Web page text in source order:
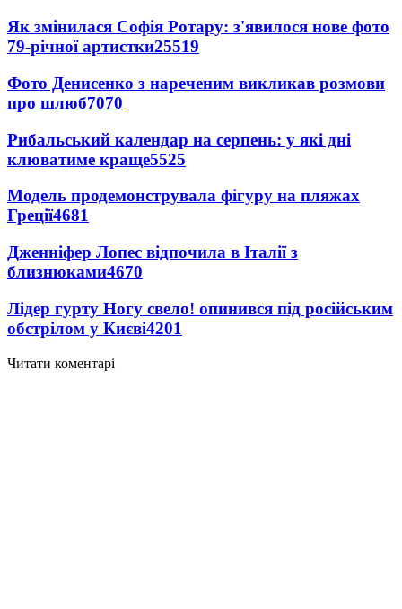
Як змінилася Софія Ротару: з'явилося нове фото
79-річної артистки25519
Фото Денисенко з нареченим викликав розмови
про шлюб7070
Рибальський календар на серпень: у які дні
клюватиме краще5525
Модель продемонструвала фігуру на пляжах
Греції4681
Дженніфер Лопес відпочила в Італії з
близнюками4670
Лідер гурту Ногу свело! опинився під російським
обстрілом у Києві4201
Читати коментарі